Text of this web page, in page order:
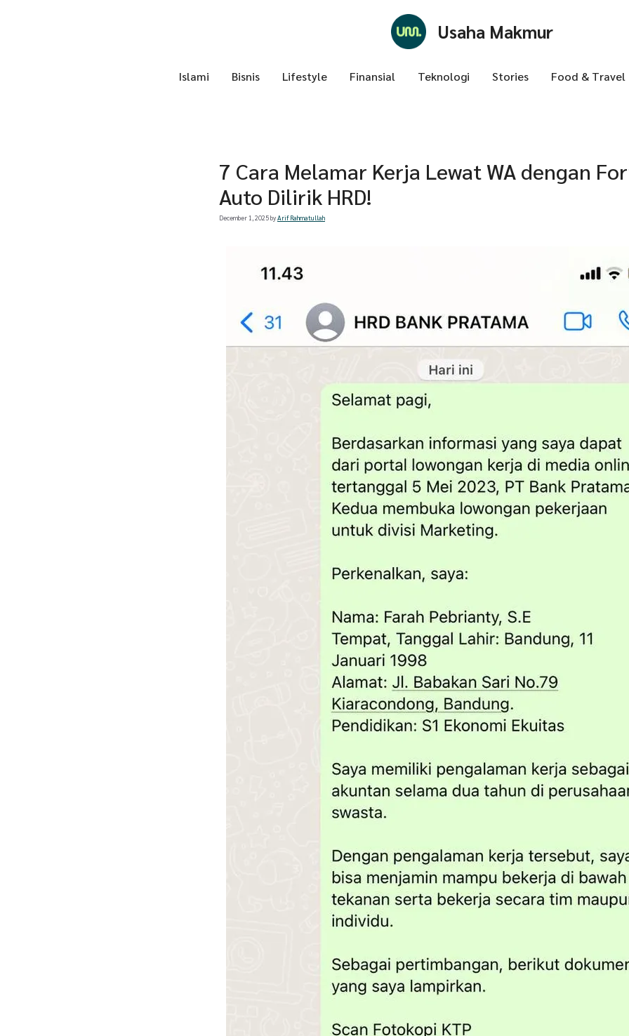
Usaha Makmur
Islami Bisnis Lifestyle Finansial Teknologi Stories Food & Travel
7 Cara Melamar Kerja Lewat WA dengan
Auto Dilirik HRD!
December 1, 2025byArif Rahmatullah